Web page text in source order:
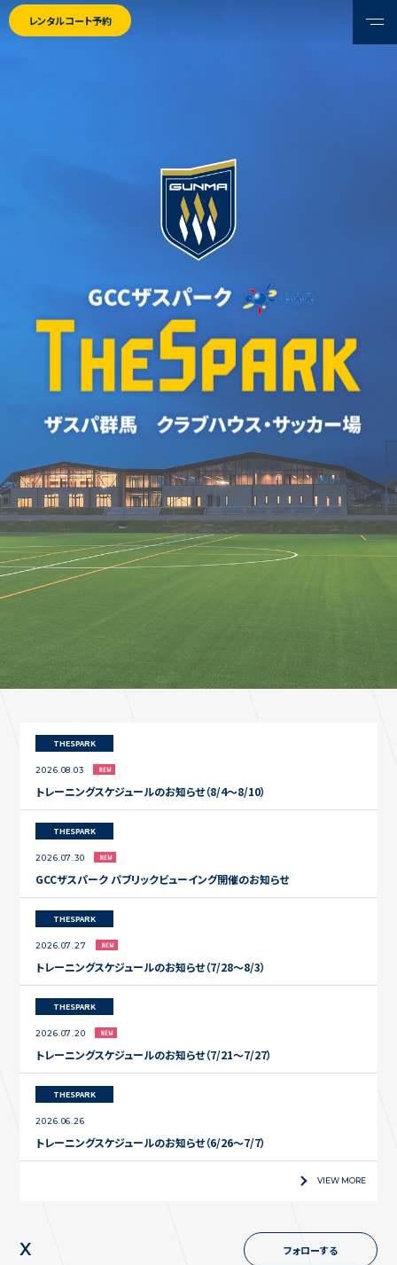
レンタルコート予約
SHOP & AREA GUIDE
CAFE BRICCO（カフェブリッコ）
オフィシャルショップ
ザスパキッズ（放課後等デイサービス）
自由広場
コートレンタル（フットサル・人工芝コート）
アクセス
ABOUT TheSpark
TheSparkについて
CONTACT
お問い合わせ
THESPARK
2026.08.03
トレーニングスケジュールのお知らせ（8/4〜8/10）
THESPARK
2026.07.30
GCCザスパーク パブリックビューイング開催のお知らせ
THESPARK
2026.07.27
トレーニングスケジュールのお知らせ（7/28〜8/3）
THESPARK
2026.07.20
トレーニングスケジュールのお知らせ（7/21〜7/27）
THESPARK
2026.06.26
トレーニングスケジュールのお知らせ（6/26〜7/7）
VIEW MORE
X フォローする